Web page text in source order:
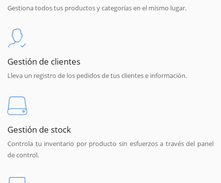
Gestiona todos tus productos y categorías en el mismo lugar.
Gestión de clientes
Lleva un registro de los pedidos de tus clientes e información.
Gestión de stock
Controla tu inventario por producto sin esfuerzos a través del panel
de control.